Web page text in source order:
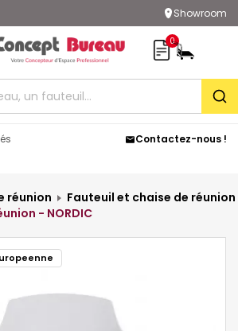
Showroom
0
Contactez-nous !
réunion
Fauteuil et chaise de réunion
- NORDIC